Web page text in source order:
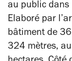
au public
Elaboré par
bâtiment de
324 mètres,